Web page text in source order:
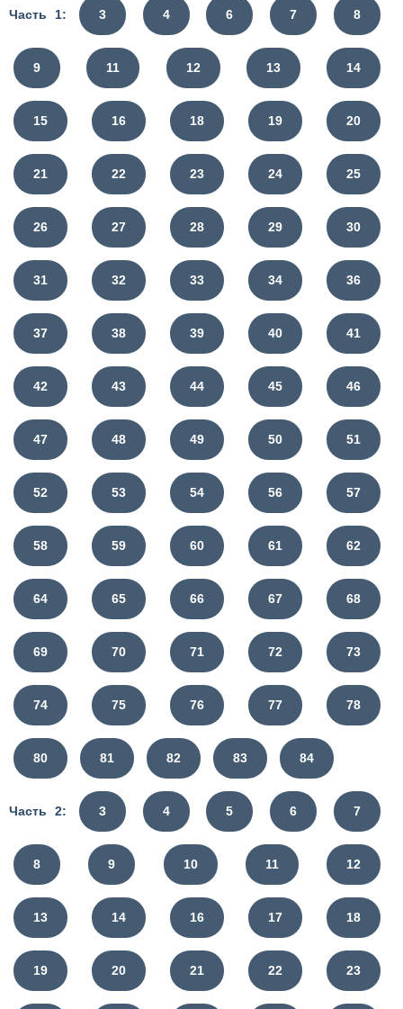
Часть 1: 3 4 6 7 8
9 11 12 13 14
15 16 18 19 20
21 22 23 24 25
26 27 28 29 30
31 32 33 34 36
37 38 39 40 41
42 43 44 45 46
47 48 49 50 51
52 53 54 56 57
58 59 60 61 62
64 65 66 67 68
69 70 71 72 73
74 75 76 77 78
80 81 82 83 84
Часть 2: 3 4 5 6 7
8 9 10 11 12
13 14 16 17 18
19 20 21 22 23